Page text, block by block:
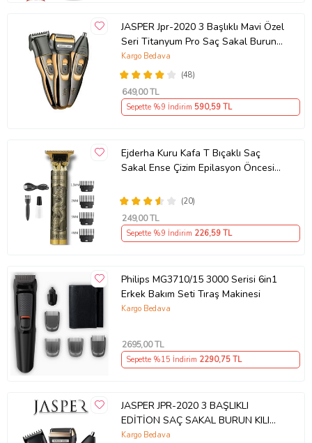
JASPER Jpr-2020 3 Başlıklı Mavi Özel
Seri Titanyum Pro Saç Sakal Burun
Kılı Alma Tıraş Makinesi
(48)
Kargo Bedava
649,00 TL
Sepette %9 İndirim 590,59 TL
Ejderha Kuru Kafa T Bıçaklı Saç
Sakal Ense Çizim Epilasyon Öncesi
(20)
249,00 TL
Sepette %9 İndirim 226,59 TL
Philips MG3710/15 3000 Serisi 6in1
Erkek Bakım Seti Tıraş Makinesi
Kargo Bedava
2695,00 TL
Sepette %15 İndirim 2290,75 TL
JASPER JPR-2020 3 BAŞLIKLI
EDİTİON SAÇ SAKAL BURUN KILI
ALMA TIRAŞ MAKİNESİ
Kargo Bedava